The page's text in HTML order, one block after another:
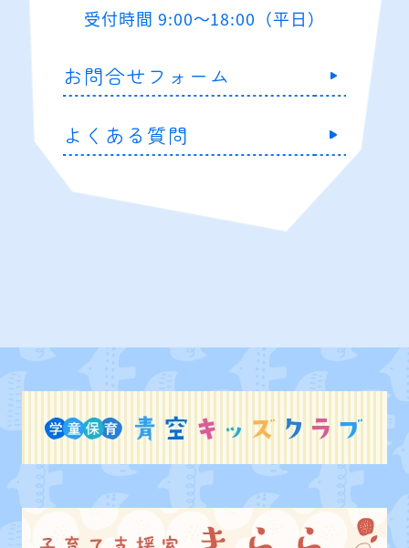
受付時間 9:00～18:00（平日）
お問合せフォーム
よくある質問